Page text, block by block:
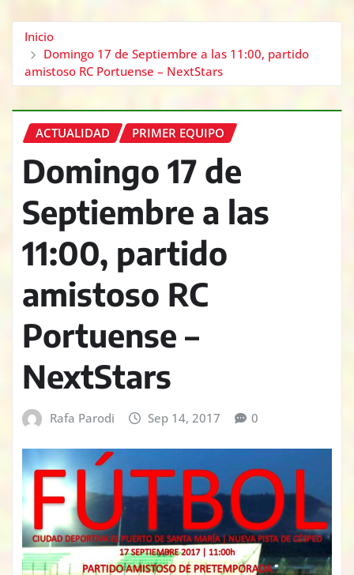
Inicio
Domingo 17 de Septiembre a las 11:00, partido
amistoso RC Portuense – NextStars
ACTUALIDAD PRIMER EQUIPO
Domingo 17 de
Septiembre a las
11:00, partido
amistoso RC
Portuense –
NextStars
Rafa Parodi Sep 14, 2017 0